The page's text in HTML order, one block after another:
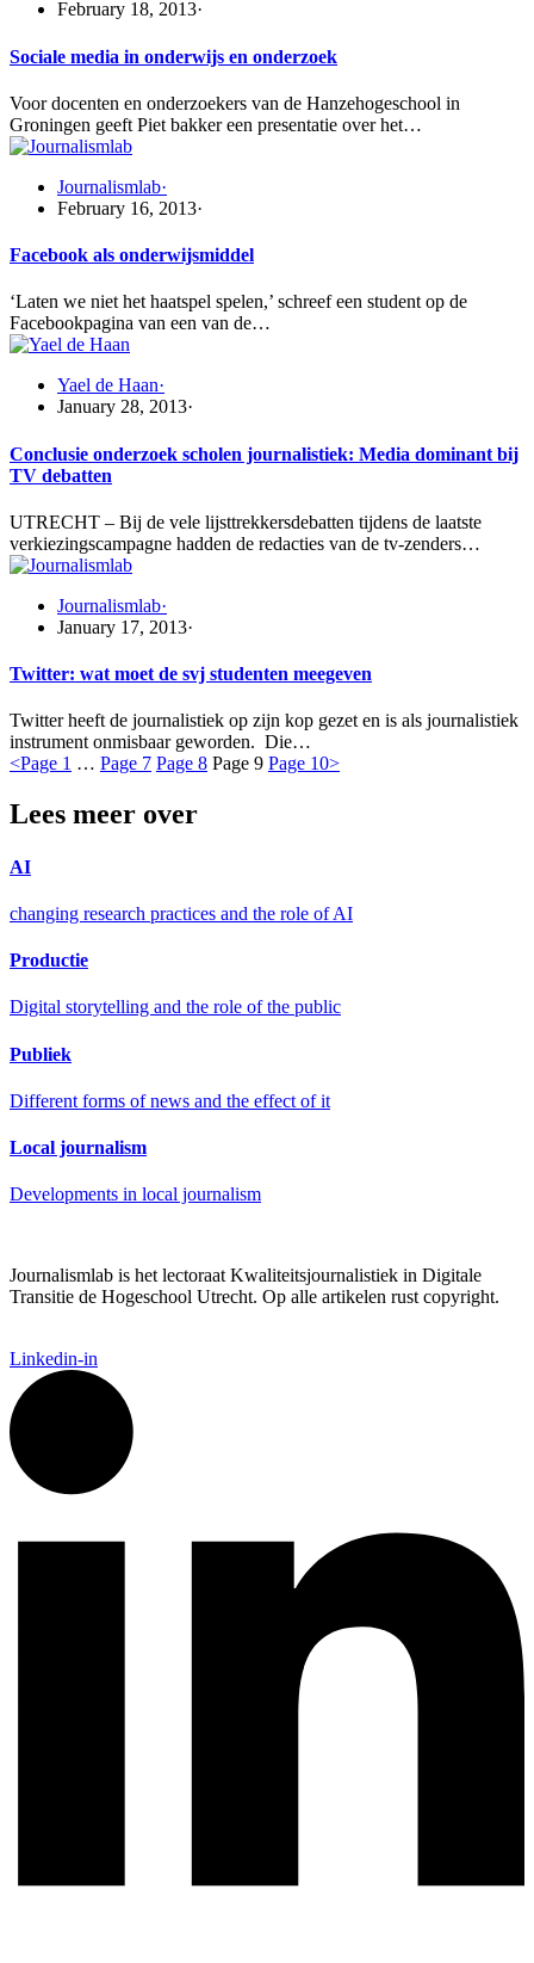
February 18, 2013·
Sociale media in onderwijs en onderzoek
Voor docenten en onderzoekers van de Hanzehogeschool in
Groningen geeft Piet bakker een presentatie over het…
Journalismlab·
February 16, 2013·
Facebook als onderwijsmiddel
‘Laten we niet het haatspel spelen,’ schreef een student op de
Facebookpagina van een van de…
Yael de Haan·
January 28, 2013·
Conclusie onderzoek scholen journalistiek: Media dominant bij
TV debatten
UTRECHT – Bij de vele lijsttrekkersdebatten tijdens de laatste
verkiezingscampagne hadden de redacties van de tv-zenders…
Journalismlab·
January 17, 2013·
Twitter: wat moet de svj studenten meegeven
Twitter heeft de journalistiek op zijn kop gezet en is als journalistiek
instrument onmisbaar geworden. Die…
<Page 1 … Page 7 Page 8 Page 9 Page 10>
Lees meer over
AI
changing research practices and the role of AI
Productie
Digital storytelling and the role of the public
Publiek
Different forms of news and the effect of it
Local journalism
Developments in local journalism
Journalismlab is het lectoraat Kwaliteitsjournalistiek in Digitale
Transitie de Hogeschool Utrecht. Op alle artikelen rust copyright.
Linkedin-in